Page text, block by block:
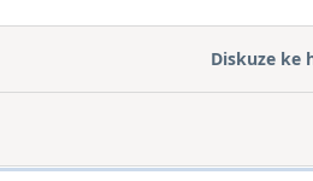
Diskuze ke